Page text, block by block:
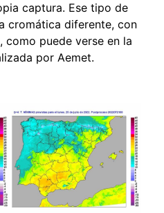
captura. Ese tipo de
cromática diferente, con
como puede verse en la
por Aemet.